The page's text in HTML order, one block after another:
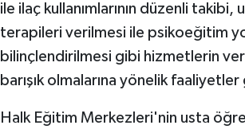
ile ilaç kullanımlarının düzenli
terapileri verilmesi ile psikoeğitim
bilinçlendirilmesi gibi hizmetlerin
barışık olmalarına yönelik
Halk Eğitim Merkezleri'nin usta